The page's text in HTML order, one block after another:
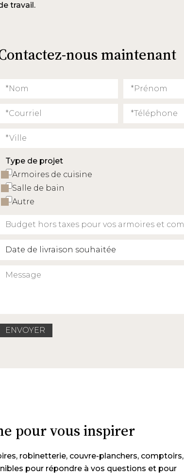
travail.
nous maintenant
Type de projet
Armoires de cuisine
Salle de bain
Autre
Date de livraison souhaitée
pour vous inspirer
robinetterie, couvre-planchers, comptoirs,
pour répondre à vos questions et pour